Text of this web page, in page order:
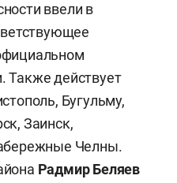
ввели в
Также действует
Бугульму,
Заинск,
Челны.
Радмир Беляев